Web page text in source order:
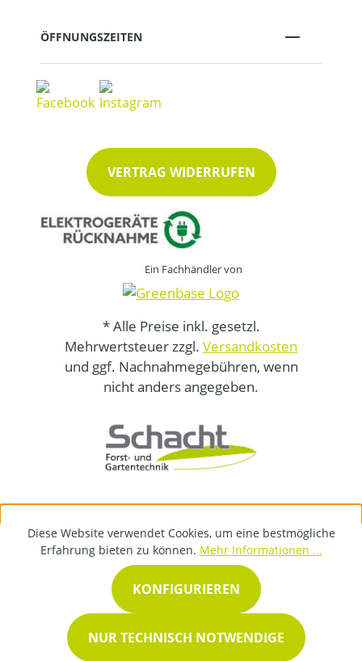
ÖFFNUNGSZEITEN
VERTRAG WIDERRUFEN
Ein Fachhändler von
* Alle Preise inkl. gesetzl.
Mehrwertsteuer zzgl. Versandkosten
und ggf. Nachnahmegebühren, wenn
nicht anders angegeben.
Diese Website verwendet Cookies, um eine bestmögliche
Erfahrung bieten zu können. Mehr Informationen ...
NUR TECHNISCH NOTWENDIGE
KONFIGURIEREN